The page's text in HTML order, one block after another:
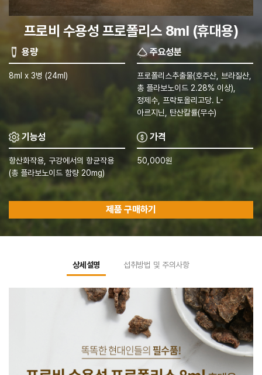
프로비 수용성 프로폴리스 8ml (휴대용)
용량
8ml x 3병 (24ml)
주요성분
프로폴리스추출물(호주산, 브라질산,
총 플라보노이드 2.28% 이상),
정제수, 프락토올리고당. L-
아르지닌, 탄산칼률(무수)
기능성
항산화작용, 구강에서의 항균작용
(총 플라보노이드 함량 20mg)
가격
50,000원
제품 구매하기
상세설명 섭취방법 및 주의사항